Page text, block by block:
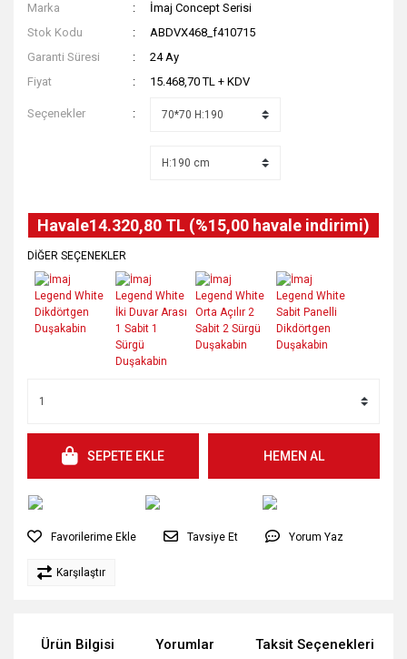
Marka
İmaj Concept Serisi
Stok Kodu
ABDVX468_f410715
Garanti Süresi
24 Ay
Fiyat
15.468,70 TL + KDV
Seçenekler
Havale14.320,80 TL (%15,00 havale indirimi)
DİĞER SEÇENEKLER
SEPETE EKLE HEMEN AL
Tavsiye Et Yorum Yaz
Karşılaştır
Ürün Bilgisi Yorumlar Taksit Seçenekleri